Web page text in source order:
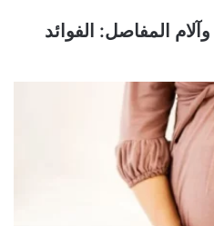
المفاصل: الفوائد